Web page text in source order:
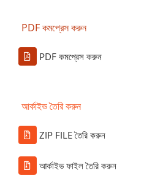
PDF কমপ্রেস করুন
PDF কমপ্রেস করুন
আর্কাইভ তৈরি করুন
ZIP FILE তৈরি করুন
আর্কাইভ ফাইল তৈরি করুন